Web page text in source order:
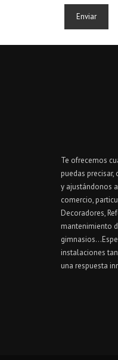
Te ofrecemos
puedas
y ajustándonos
comercio,
Decoradores,
mantenimiento
instalaciones
una respuesta